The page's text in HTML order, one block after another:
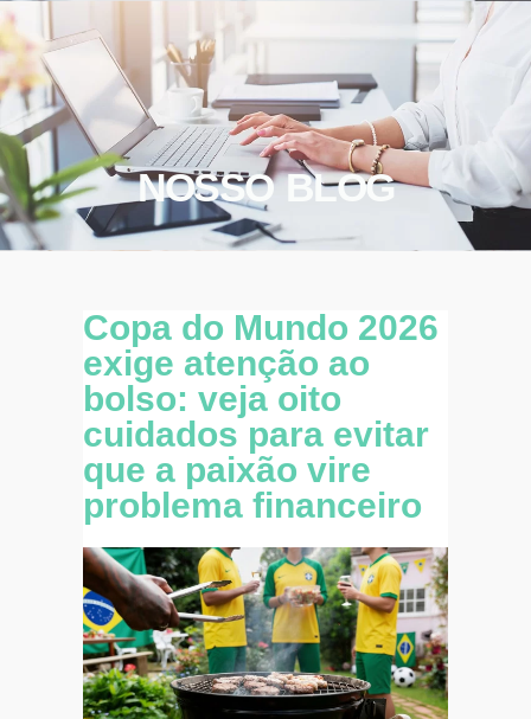
NOSSO BLOG
Copa do Mundo 2026
exige atenção ao
bolso: veja oito
cuidados para evitar
que a paixão vire
problema financeiro